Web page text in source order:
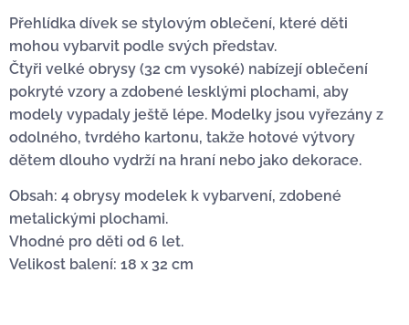
Přehlídka dívek se stylovým oblečení, které děti
mohou vybarvit podle svých představ.
Čtyři velké obrysy (32 cm vysoké) nabízejí oblečení
pokryté vzory a zdobené lesklými plochami, aby
modely vypadaly ještě lépe. Modelky jsou vyřezány z
odolného, tvrdého kartonu, takže hotové výtvory
dětem dlouho vydrží na hraní nebo jako dekorace.
Obsah: 4 obrysy modelek k vybarvení, zdobené
metalickými plochami.
Vhodné pro děti od 6 let.
Velikost balení: 18 x 32 cm